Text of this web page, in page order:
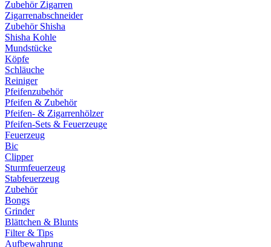
Zubehör Zigarren
Zigarrenabschneider
Zubehör Shisha
Shisha Kohle
Mundstücke
Köpfe
Schläuche
Reiniger
Pfeifenzubehör
Pfeifen & Zubehör
Pfeifen- & Zigarrenhölzer
Pfeifen-Sets & Feuerzeuge
Feuerzeug
Bic
Clipper
Sturmfeuerzeug
Stabfeuerzeug
Zubehör
Bongs
Grinder
Blättchen & Blunts
Filter & Tips
Aufbewahrung